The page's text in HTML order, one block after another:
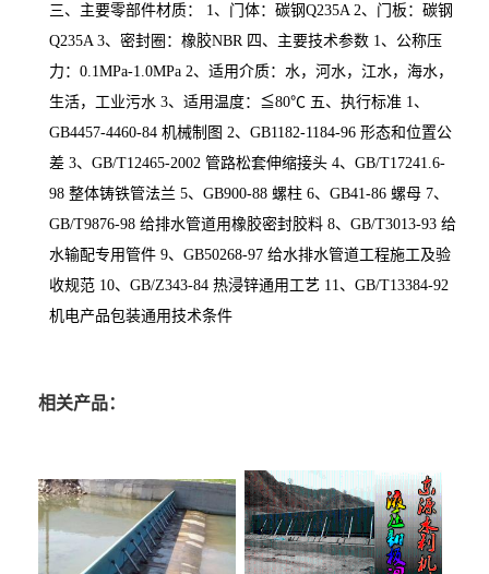
三、主要零部件材质： 1、门体：碳钢Q235A 2、门板：碳钢
Q235A 3、密封圈：橡胶NBR 四、主要技术参数 1、公称压
力：0.1MPa-1.0MPa 2、适用介质：水，河水，江水，海水，
生活，工业污水 3、适用温度：≦80℃ 五、执行标准 1、
GB4457-4460-84 机械制图 2、GB1182-1184-96 形态和位置公
差 3、GB/T12465-2002 管路松套伸缩接头 4、GB/T17241.6-
98 整体铸铁管法兰 5、GB900-88 螺柱 6、GB41-86 螺母 7、
GB/T9876-98 给排水管道用橡胶密封胶料 8、GB/T3013-93 给
水输配专用管件 9、GB50268-97 给水排水管道工程施工及验
收规范 10、GB/Z343-84 热浸锌通用工艺 11、GB/T13384-92
机电产品包装通用技术条件
相关产品：